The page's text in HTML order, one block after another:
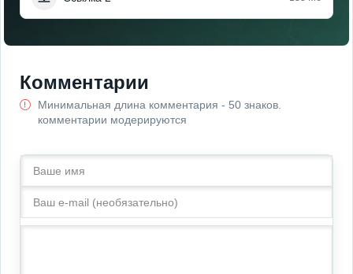
Комментарии
Минимальная длина комментария - 50 знаков.
комментарии модерируются